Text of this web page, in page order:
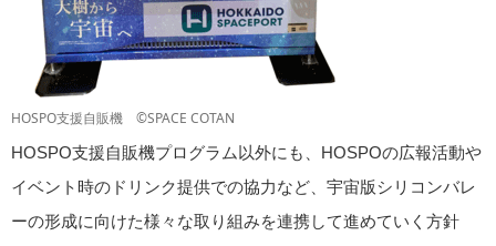
HOSPO支援自販機 ©SPACE COTAN
HOSPO支援自販機プログラム以外にも、HOSPOの広報活動や
イベント時のドリンク提供での協力など、宇宙版シリコンバレ
ーの形成に向けた様々な取り組みを連携して進めていく方針